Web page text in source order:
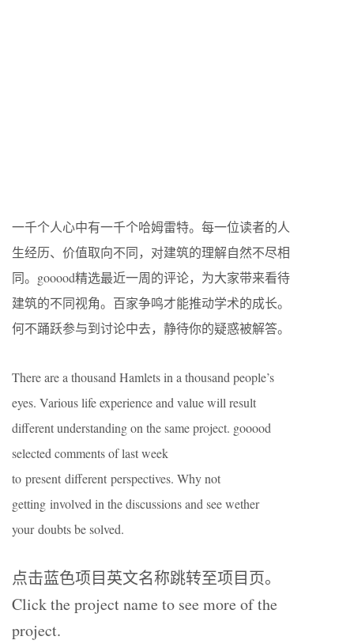
一千个人心中有一千个哈姆雷特。每一位读者的人
生经历、价值取向不同，对建筑的理解自然不尽相
同。gooood精选最近一周的评论，为大家带来看待
建筑的不同视角。百家争鸣才能推动学术的成长。
何不踊跃参与到讨论中去，静待你的疑惑被解答。
There are a thousand Hamlets in a thousand people’s
eyes. Various life experience and value will result
different understanding on the same project. gooood
selected comments of last week
to present different perspectives. Why not
getting involved in the discussions and see wether
your doubts be solved.
点击蓝色项目英文名称跳转至项目页。
Click the project name to see more of the
project.